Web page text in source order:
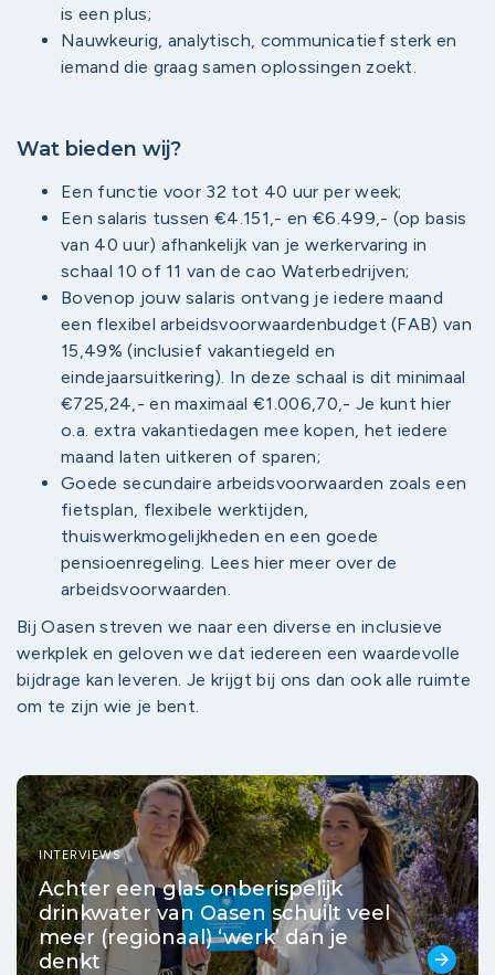
is een plus;
Nauwkeurig, analytisch, communicatief sterk en
iemand die graag samen oplossingen zoekt.
Wat bieden wij?
Een functie voor 32 tot 40 uur per week;
Een salaris tussen €4.151,- en €6.499,- (op basis
van 40 uur) afhankelijk van je werkervaring in
schaal 10 of 11 van de cao Waterbedrijven;
Bovenop jouw salaris ontvang je iedere maand
een flexibel arbeidsvoorwaardenbudget (FAB) van
15,49% (inclusief vakantiegeld en
eindejaarsuitkering). In deze schaal is dit minimaal
€725,24,- en maximaal €1.006,70,- Je kunt hier
o.a. extra vakantiedagen mee kopen, het iedere
maand laten uitkeren of sparen;
Goede secundaire arbeidsvoorwaarden zoals een
fietsplan, flexibele werktijden,
thuiswerkmogelijkheden en een goede
pensioenregeling. Lees hier meer over de
arbeidsvoorwaarden.
Bij Oasen streven we naar een diverse en inclusieve
werkplek en geloven we dat iedereen een waardevolle
bijdrage kan leveren. Je krijgt bij ons dan ook alle ruimte
om te zijn wie je bent.
INTERVIEWS
Achter een glas onberispelijk
drinkwater van Oasen schuilt veel
meer (regionaal) ‘werk’ dan je
denkt
arrow_forward